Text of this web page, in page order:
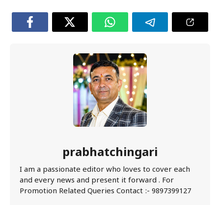
prabhatchingari
I am a passionate editor who loves to cover each
and every news and present it forward . For
Promotion Related Queries Contact :- 9897399127